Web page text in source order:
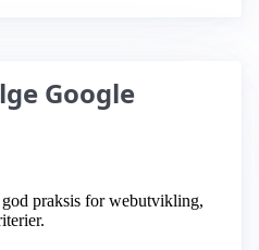
Google
praksis for webutvikling,